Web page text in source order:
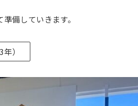
備していきます。
）